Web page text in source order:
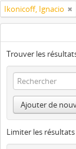
Ikonicoff, Ignacio
Trouver les
Ajouter de
Limiter les résultats